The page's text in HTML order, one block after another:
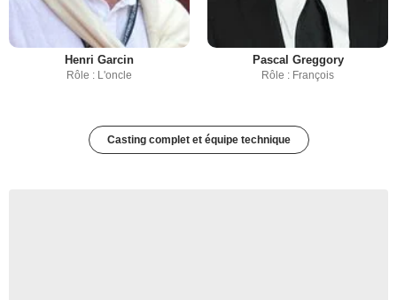
Henri Garcin
Rôle : L'oncle
Pascal Greggory
Rôle : François
Casting complet et équipe technique